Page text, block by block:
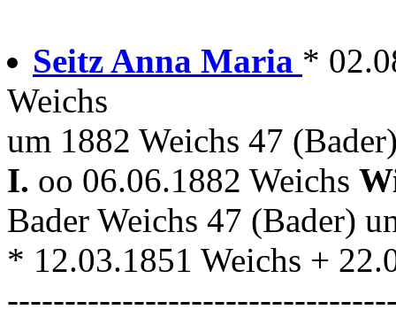
Seitz Anna Maria *
Weichs
um 1882 Weichs 47
I. oo 06.06.1882 Weichs
Bader Weichs 47 (Bader)
* 12.03.1851 Weichs +